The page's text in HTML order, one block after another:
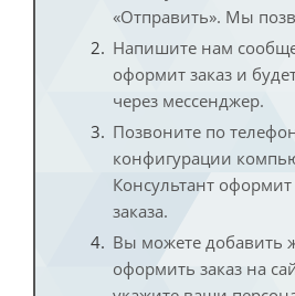
«Отправить». Мы
Напишите нам
оформит заказ и
через мессенджер.
Позвоните по
конфигурации
Консультант
заказа.
Вы можете добавить
оформить заказ на